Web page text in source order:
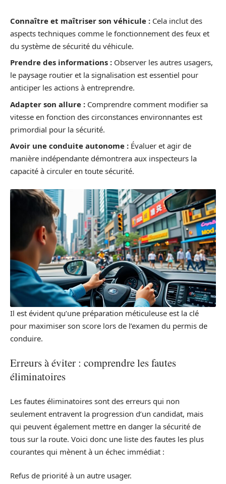
Connaître et maîtriser son véhicule : Cela inclut des
aspects techniques comme le fonctionnement des feux et
du système de sécurité du véhicule.
Prendre des informations : Observer les autres usagers,
le paysage routier et la signalisation est essentiel pour
anticiper les actions à entreprendre.
Adapter son allure : Comprendre comment modifier sa
vitesse en fonction des circonstances environnantes est
primordial pour la sécurité.
Avoir une conduite autonome : Évaluer et agir de
manière indépendante démontrera aux inspecteurs la
capacité à circuler en toute sécurité.
Il est évident qu’une préparation méticuleuse est la clé
pour maximiser son score lors de l’examen du permis de
conduire.
Erreurs à éviter : comprendre les fautes
éliminatoires
Les fautes éliminatoires sont des erreurs qui non
seulement entravent la progression d’un candidat, mais
qui peuvent également mettre en danger la sécurité de
tous sur la route. Voici donc une liste des fautes les plus
courantes qui mènent à un échec immédiat :
Refus de priorité à un autre usager.